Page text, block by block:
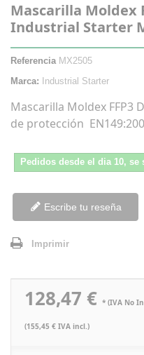
Mascarilla Moldex
Industrial Starter
Referencia MX2505
Marca:
Industrial Starter
Mascarilla Moldex FFP3
de protección
Pedidos desde el dia 10,
Escribe tu reseña
Imprimir
128,47 € * (IVA No
(155,45 € IVA incl.)